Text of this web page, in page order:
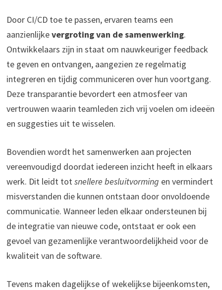
Door CI/CD toe te passen, ervaren teams een
aanzienlijkevergroting van de samenwerking.
Ontwikkelaars zijn in staat om nauwkeuriger feedback
te geven en ontvangen, aangezien ze regelmatig
integreren en tijdig communiceren over hun voortgang.
Deze transparantie bevordert een atmosfeer van
vertrouwen waarin teamleden zich vrij voelen om ideeën
en suggesties uit te wisselen.
Bovendien wordt het samenwerken aan projecten
vereenvoudigd doordat iedereen inzicht heeft in elkaars
werk. Dit leidt totsnellere besluitvorming en vermindert
misverstanden die kunnen ontstaan door onvoldoende
communicatie. Wanneer leden elkaar ondersteunen bij
de integratie van nieuwe code, ontstaat er ook een
gevoel van gezamenlijke verantwoordelijkheid voor de
kwaliteit van de software.
Tevens maken dagelijkse of wekelijkse bijeenkomsten,